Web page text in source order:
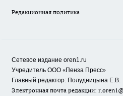
Редакционная политика
Сетевое издание oren1.ru
Учредитель ООО «Пенза Пресс»
Главный редактор: Полудницына Е.В.
Электронная почта редакции: